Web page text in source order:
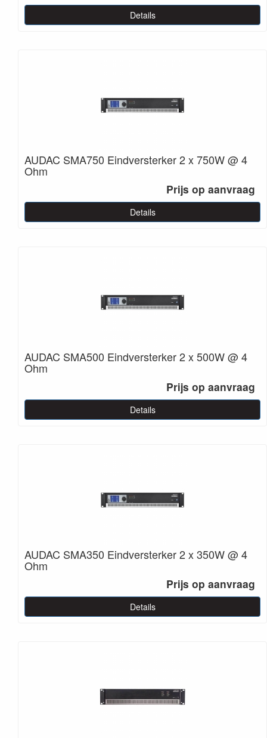
Details
AUDAC SMA750 Eindversterker 2 x 750W @ 4
Ohm
Prijs op aanvraag
Details
AUDAC SMA500 Eindversterker 2 x 500W @ 4
Ohm
Prijs op aanvraag
Details
AUDAC SMA350 Eindversterker 2 x 350W @ 4
Ohm
Prijs op aanvraag
Details